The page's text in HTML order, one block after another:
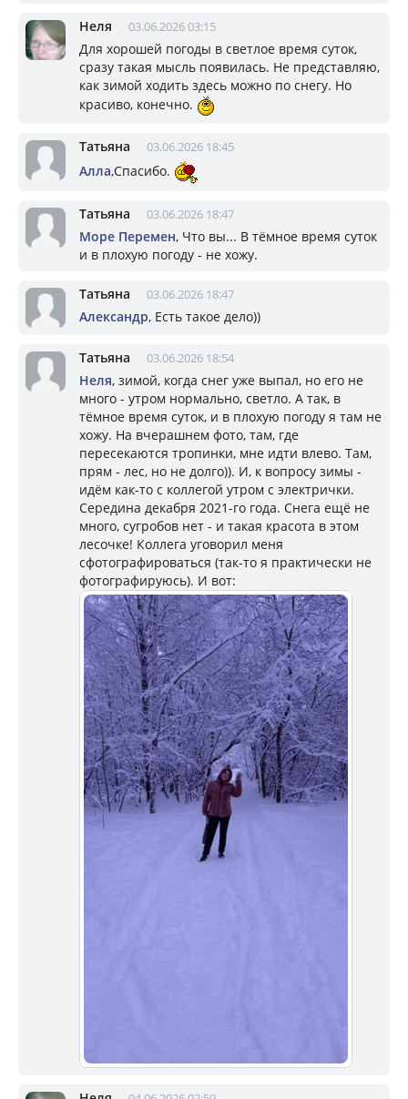
Неля 03.06.2026 03:15
Для хорошей погоды в светлое время суток,
сразу такая мысль появилась. Не представляю,
как зимой ходить здесь можно по снегу. Но
красиво, конечно.
Татьяна 03.06.2026 18:45
Алла,Спасибо.
Татьяна 03.06.2026 18:47
Море Перемен, Что вы... В тёмное время суток
и в плохую погоду - не хожу.
Татьяна 03.06.2026 18:47
Александр, Есть такое дело))
Татьяна 03.06.2026 18:54
Неля, зимой, когда снег уже выпал, но его не
много - утром нормально, светло. А так, в
тёмное время суток, и в плохую погоду я там не
хожу. На вчерашнем фото, там, где
пересекаются тропинки, мне идти влево. Там,
прям - лес, но не долго)). И, к вопросу зимы -
идём как-то с коллегой утром с электрички.
Середина декабря 2021-го года. Снега ещё не
много, сугробов нет - и такая красота в этом
лесочке! Коллега уговорил меня
сфотографироваться (так-то я практически не
фотографируюсь). И вот: